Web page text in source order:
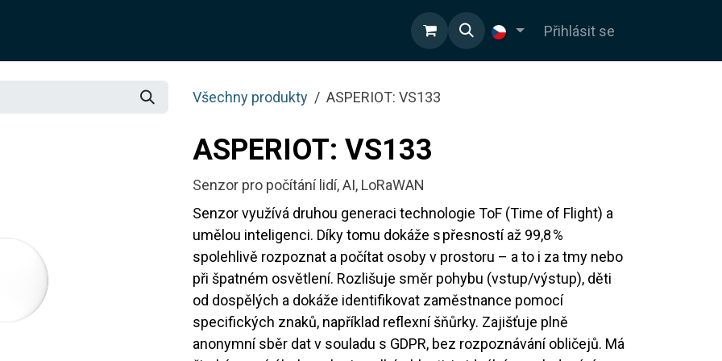
Přihlásit se
Všechny produkty ASPERIOT: VS133
ASPERIOT: VS133
Senzor pro počítání lidí, AI, LoRaWAN
Senzor využívá druhou generaci technologie ToF (Time of Flight) a
umělou inteligenci. Díky tomu dokáže s přesností až 99,8 %
spolehlivě rozpoznat a počítat osoby v prostoru – a to i za tmy nebo
při špatném osvětlení. Rozlišuje směr pohybu (vstup/výstup), děti
od dospělých a dokáže identifikovat zaměstnance pomocí
specifických znaků, například reflexní šňůrky. Zajišťuje plně
anonymní sběr dat v souladu s GDPR, bez rozpoznávání obličejů. Má